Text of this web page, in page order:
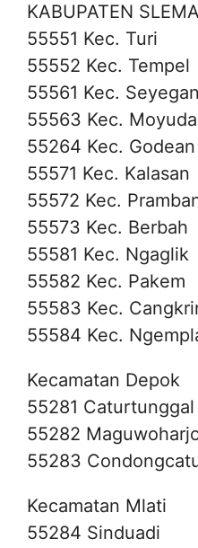
KABUPATEN
55551 Kec. Turi
55552 Kec. Tempel
55561 Kec. Seyegan
55563 Kec.
55264 Kec. Godean
55571 Kec. Kalasan
55572 Kec.
55573 Kec. Berbah
55581 Kec. Ngaglik
55582 Kec. Pakem
55583 Kec.
55584 Kec.
Kecamatan Depok
55281 Caturtunggal
55282
55283
Kecamatan Mlati
55284 Sinduadi